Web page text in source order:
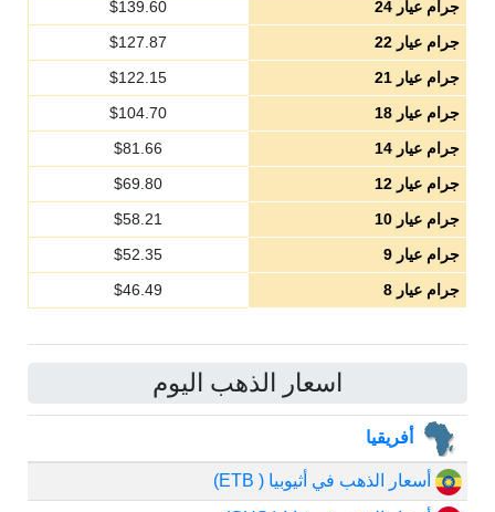
جرام عيار 24
$139.60
جرام عيار 22
$127.87
جرام عيار 21
$122.15
جرام عيار 18
$104.70
جرام عيار 14
$81.66
جرام عيار 12
$69.80
جرام عيار 10
$58.21
جرام عيار 9
$52.35
جرام عيار 8
$46.49
اسعار الذهب اليوم
أفريقيا
أسعار الذهب في أثيوبيا ( ETB)